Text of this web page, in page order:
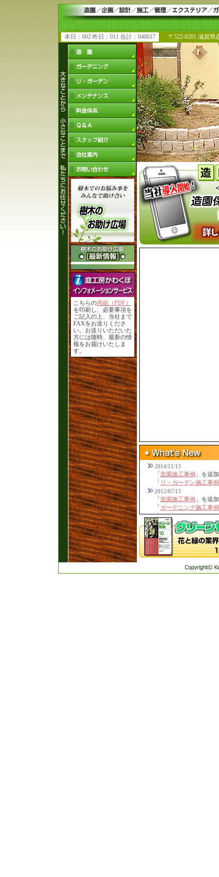
本日：002 昨日：011 合計：040617 〒522-0201 滋賀県
こちらの用紙（PDF）
を印刷し、必要事項を
ご記入の上、当社まで
FAXをお送りくださ
い。お送りいただいた
方には随時、最新の情
報をお届けいたしま
す。